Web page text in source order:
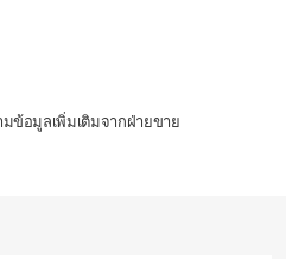
ข้อมูลเพิ่มเติมจากฝ่ายขาย